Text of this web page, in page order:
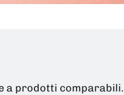
a prodotti comparabili.